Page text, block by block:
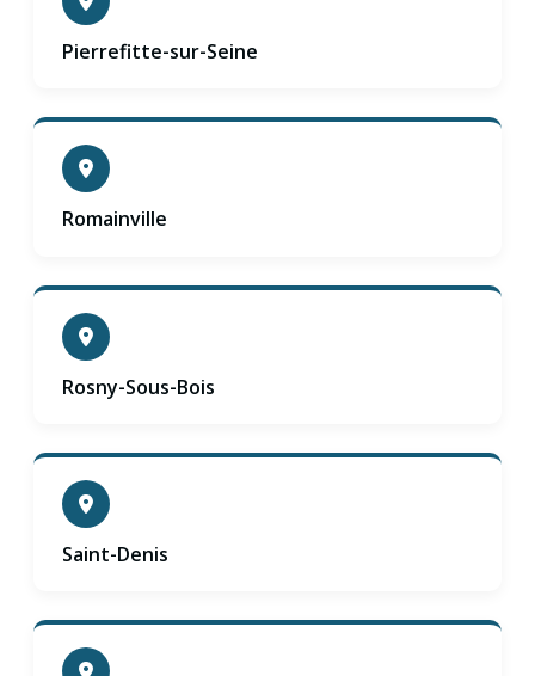
Pierrefitte-sur-Seine
Romainville
Rosny-Sous-Bois
Saint-Denis